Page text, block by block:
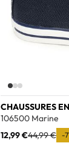
CHAUSSURES
106500 Marine
12,99 €44,99 € -